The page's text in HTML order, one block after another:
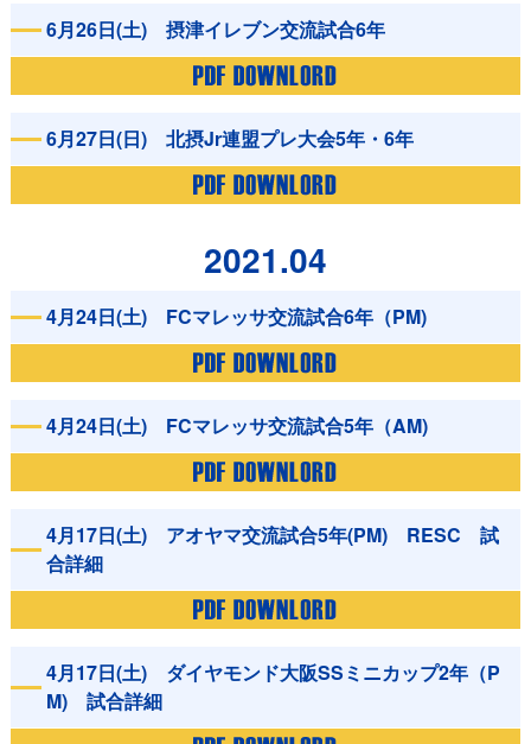
6月26日(土) 摂津イレブン交流試合6年
6月27日(日) 北摂Jr連盟プレ大会5年・6年
2021.04
4月24日(土) FCマレッサ交流試合6年（PM)
4月24日(土) FCマレッサ交流試合5年（AM)
4月17日(土) アオヤマ交流試合5年(PM) RESC 試
合詳細
4月17日(土) ダイヤモンド大阪SSミニカップ2年（P
M) 試合詳細